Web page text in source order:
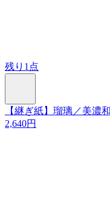
残り1点
【継ぎ紙】瑠璃／美濃
2,640円